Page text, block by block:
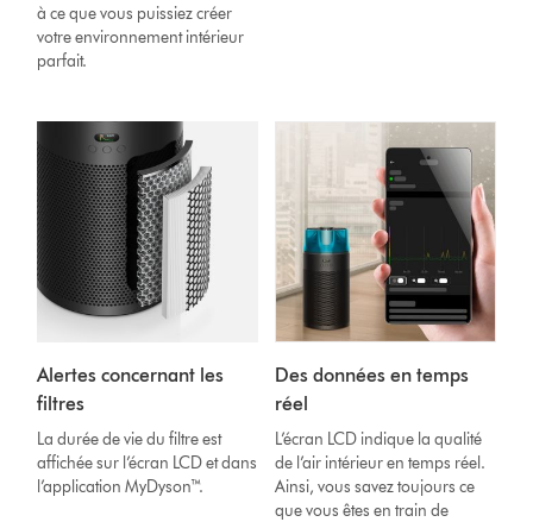
à ce que vous puissiez créer
votre environnement intérieur
parfait.
Alertes concernant les
filtres
La durée de vie du filtre est
affichée sur l’écran LCD et dans
l’application MyDyson™.
Des données en temps
réel
L’écran LCD indique la qualité
de l’air intérieur en temps réel.
Ainsi, vous savez toujours ce
que vous êtes en train de